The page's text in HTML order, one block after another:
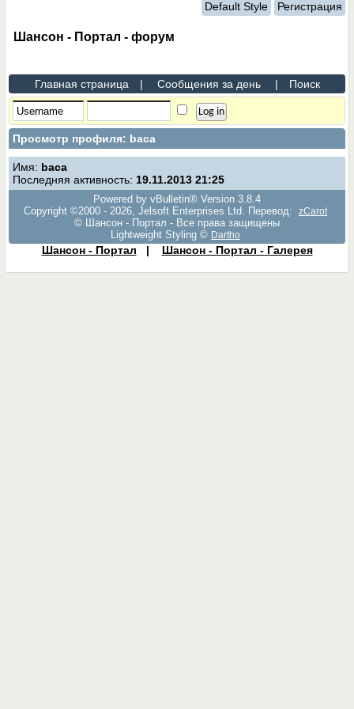
Default Style Регистрация
Шансон - Портал - форум
Главная страница | Сообщения за день | Поиск
Просмотр профиля: baca
Имя: baca
Последняя активность: 19.11.201321:25
Powered by vBulletin® Version 3.8.4
Copyright ©2000 - 2026, Jelsoft Enterprises Ltd. Перевод:
zCarot
© Шансон - Портал - Все права защищены
Lightweight Styling © Dartho
Шансон - Портал | Шансон - Портал - Галерея